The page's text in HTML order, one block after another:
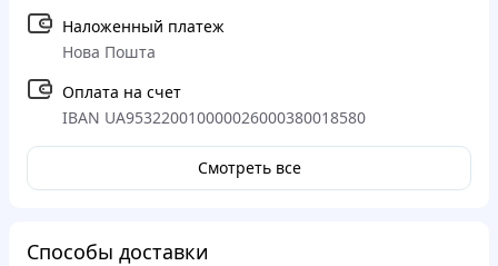
Наложенный платеж
Нова Пошта
Оплата на счет
IBAN UA953220010000026000380018580
Смотреть все
Способы доставки